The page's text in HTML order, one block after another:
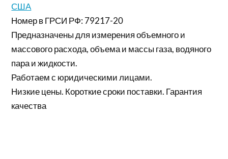
США
Номер в ГРСИ РФ: 79217-20
Предназначены для измерения объемного и
массового расхода, объема и массы газа, водяного
пара и жидкости.
Работаем с юридическими лицами.
Низкие цены. Короткие сроки поставки. Гарантия
качества